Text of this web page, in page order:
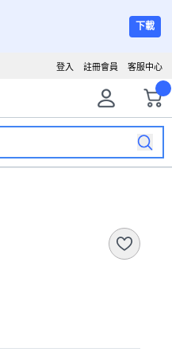
下載
客服中心
註冊會員
登入